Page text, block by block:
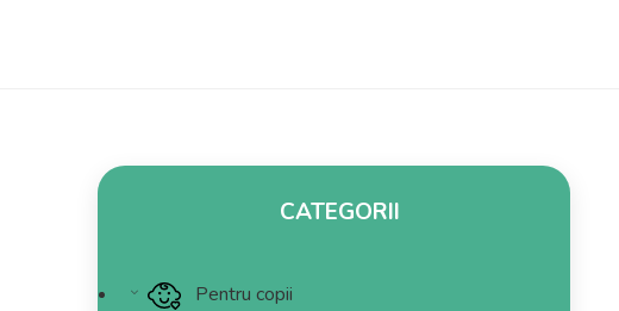
CATEGORII
Pentru copii